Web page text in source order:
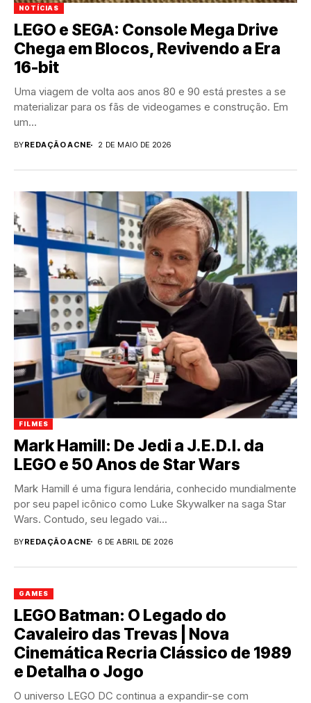
NOTÍCIAS
LEGO e SEGA: Console Mega Drive
Chega em Blocos, Revivendo a Era
16-bit
Uma viagem de volta aos anos 80 e 90 está prestes a se
materializar para os fãs de videogames e construção. Em
um...
BYREDAÇÃO ACNE 2 DE MAIO DE 2026
FILMES
Mark Hamill: De Jedi a J.E.D.I. da
LEGO e 50 Anos de Star Wars
Mark Hamill é uma figura lendária, conhecido mundialmente
por seu papel icônico como Luke Skywalker na saga Star
Wars. Contudo, seu legado vai...
BYREDAÇÃO ACNE 6 DE ABRIL DE 2026
GAMES
LEGO Batman: O Legado do
Cavaleiro das Trevas | Nova
Cinemática Recria Clássico de 1989
e Detalha o Jogo
O universo LEGO DC continua a expandir-se com